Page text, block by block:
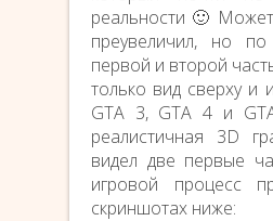
реальности 🙂
преувеличил, но
первой и второй
только вид сверху и
GTA 3, GTA 4 и
реалистичная 3D
видел две первые
игровой процесс
скриншотах ниже: